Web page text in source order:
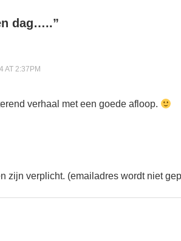
dag…..”
AT 2:37PM
verhaal met een goede afloop.
zijn verplicht. (emailadres wordt niet